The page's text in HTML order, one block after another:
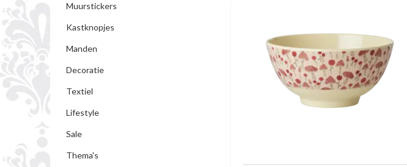
Muurstickers
Kastknopjes
Manden
Decoratie
Textiel
Lifestyle
Sale
Thema's